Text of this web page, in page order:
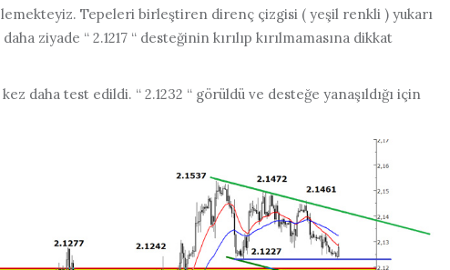
Tepeleri birleştiren direnç çizgisi ( yeşil renkli ) yukarı
ziyade “ 2.1217 “ desteğinin kırılıp kırılmamasına dikkat
daha test edildi. “ 2.1232 “ görüldü ve desteğe yanaşıldığı için